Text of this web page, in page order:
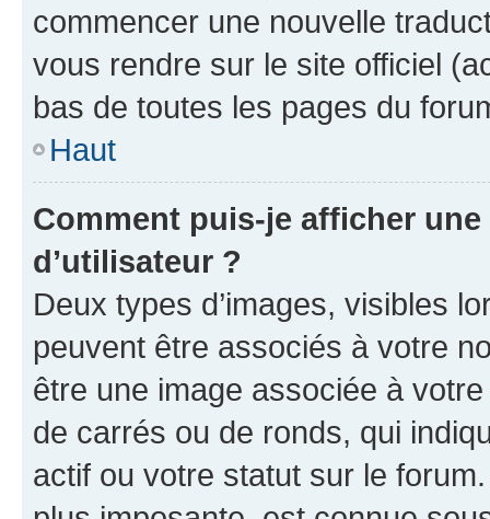
commencer une nouvelle
vous rendre sur le site officiel
bas de toutes les pages du
Haut
Comment puis-je afficher
d’utilisateur ?
Deux types d’images, visibles
peuvent être associés à votre
être une image associée à
de carrés ou de ronds, qui
actif ou votre statut sur le